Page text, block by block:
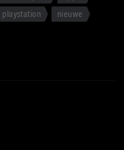
playstation
nieuwe